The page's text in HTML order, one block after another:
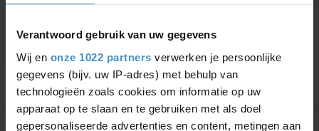
Verantwoord gebruik van uw gegevens
Wij en onze 1022 partners verwerken je persoonlijke
gegevens (bijv. uw IP-adres) met behulp van
technologieën zoals cookies om informatie op uw
apparaat op te slaan en te gebruiken met als doel
gepersonaliseerde advertenties en content, metingen aan
Toon1-1van 1